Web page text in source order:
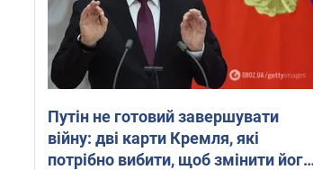
Путін не готовий завершувати
війну: дві карти Кремля, які
потрібно вибити, щоб змінити його